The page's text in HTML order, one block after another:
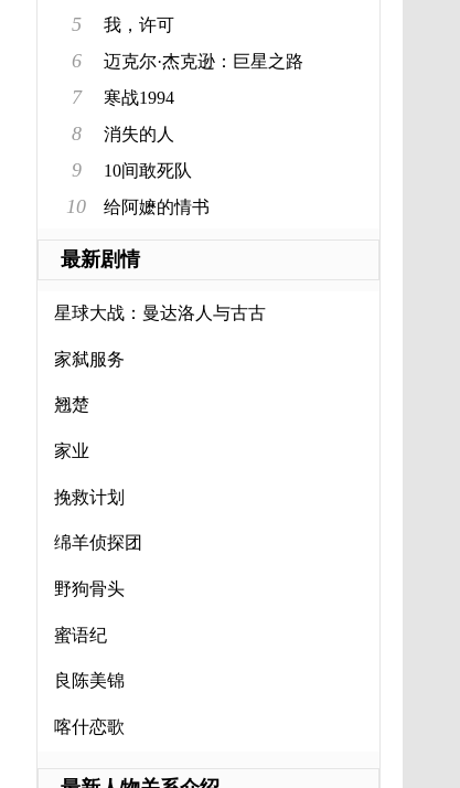
5 我，许可
6 迈克尔·杰克逊：巨星之路
7 寒战1994
8 消失的人
9 10间敢死队
10 给阿嬷的情书
最新剧情
星球大战：曼达洛人与古古
家弑服务
翘楚
家业
挽救计划
绵羊侦探团
野狗骨头
蜜语纪
良陈美锦
喀什恋歌